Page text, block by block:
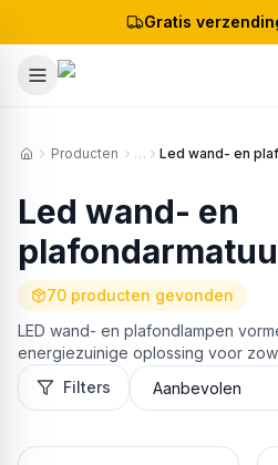
Gratis
Producten … Led wand- en
Led wand- en
70 producten gevonden
LED wand- en plafondlampen
energiezuinige oplossing voor
sfeervolle verlichting. Deze
Lees meer
Filters